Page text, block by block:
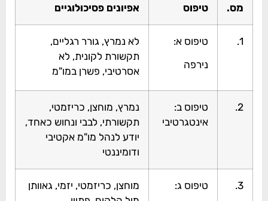
מס. טיפוס אפיונים פסיכולוגיים
טיפוס א:
נירפה
לא נמרץ, גורר רגליים,
תקשורת לקונית, לא
אסרטיבי, פשרן במו"מ
טיפוס ב:
אינטגרטיבי
נמרץ, מוחצן, כריזמטי,
תקשורתי, לבבי ונחוש כאחד,
יודע לנהל מו"מ אקטיבי
ודומיננטי
טיפוס ג:
מוחצן, כריזמטי, יזמי, גאוותן